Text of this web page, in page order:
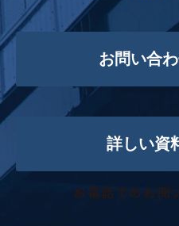
お問い合
詳しい資
お電話でのお問